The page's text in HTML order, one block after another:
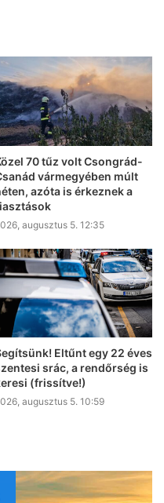
70 tűz volt Csongrád-
vármegyében múlt
azóta is érkeznek a
augusztus 5. 12:35
Eltűnt egy 22 éves
srác, a rendőrség is
(frissítve!)
augusztus 5. 10:59